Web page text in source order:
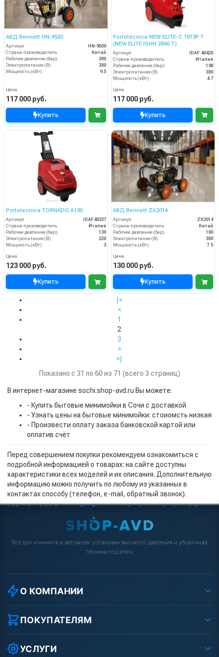
АВД Bennett HN‑9500
Артикул
HN‑9500
Страна-производитель
Китай
Рабочее давление (бар)
300
Электропитание (В)
380
Мощность (кВт)
9.5
Цена
117 000 руб.
Купить
Portotecnica NEW ELITE-C 1813P T
(NEW ELITE ISHH 2840 T)
Артикул
IDAF 40420
Страна-производитель
Италия
Рабочее давление (бар)
190
Электропитание (В)
380
Мощность (кВт)
4.7
Цена
117 000 руб.
Купить
Portotecnica TORNADO А130
Артикул
IDAF40337
Страна-производитель
Италия
Рабочее давление (бар)
130
Электропитание (В)
220
Мощность (кВт)
3
Цена
123 000 руб.
Купить
АВД Bennett ZX2014
Артикул
ZX2014
Страна-производитель
Китай
Рабочее давление (бар)
180
Электропитание (В)
380
Мощность (кВт)
7.5
Цена
130 000 руб.
Купить
|<
<
1
2
3
>
>|
Показано с 31 по 60 из 71 (всего 3 страниц)
В интернет-магазине sochi.shop-avd.ru Вы можете:
- Купить бытовые минимойки в Сочи с доставкой
- Узнать цены на бытовые минимойки: стоиомсть низкая
- Произвести оплату заказа банковской картой или
оплатив счёт
Перед совершением покупки рекомендуем ознакомиться с
подробной информацией о товарах: на сайте доступны
характеристики всех моделей и их описания. Дополнительную
информацию можно получить по любому из указанных в
контактах способу (телефон, e-mail, обратный звонок).
Всё для клининга и автомоек: установки высокого давления и уборочная
техника под ключ.
О КОМПАНИИ
О компании
Реквизиты ООО «Шоп АВД»
Условия соглашения
Вакансии
ПОКУПАТЕЛЯМ
Как заказать?
Оплата
УСЛУГИ